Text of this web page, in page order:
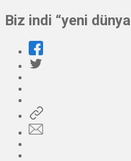
Biz indi “yeni